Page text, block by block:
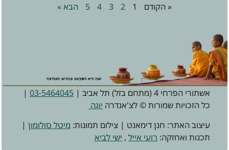
« הקודם 1
2
3
4
5 הבא »
אשתורי הפרחי 4 (מתחם בזל) תל אביב | 03-5464045
|
כל הזכויות שמורות © לצ'אנדרה יוגה
עיצוב האתר: חנן דימאנט | צילום תמונות: מיטל סולומון |
תכנות ואחזקה: רועי אייל , ישי לביא